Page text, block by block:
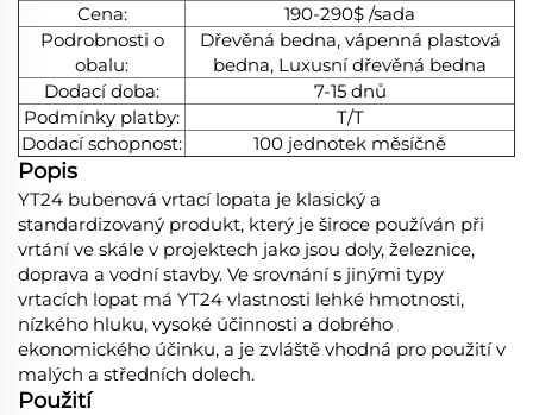
Cena:
190-290$ /sada
Podrobnosti o
obalu:
Dřevěná bedna, vápenná plastová
bedna, Luxusní dřevěná bedna
Dodací doba:
7-15 dnů
Podmínky platby:
T/T
Dodací schopnost:
100 jednotek měsíčně
Popis
YT24 bubenová vrtací lopata je klasický a
standardizovaný produkt, který je široce používán při
vrtání ve skále v projektech jako jsou doly, železnice,
doprava a vodní stavby. Ve srovnání s jinými typy
vrtacích lopat má YT24 vlastnosti lehké hmotnosti,
nízkého hluku, vysoké účinnosti a dobrého
ekonomického účinku, a je zvláště vhodná pro použití v
malých a středních dolech.
Použití